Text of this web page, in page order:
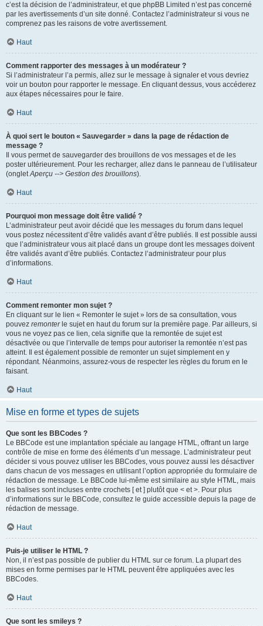
c’est la décision de l’administrateur, et que phpBB Limited n’est pas concerné
par les avertissements d’un site donné. Contactez l’administrateur si vous ne
comprenez pas les raisons de votre avertissement.
Haut
Comment rapporter des messages à un modérateur ?
Si l’administrateur l’a permis, allez sur le message à signaler et vous devriez
voir un bouton pour rapporter le message. En cliquant dessus, vous accéderez
aux étapes nécessaires pour le faire.
Haut
À quoi sert le bouton « Sauvegarder » dans la page de rédaction de
message ?
Il vous permet de sauvegarder des brouillons de vos messages et de les
poster ultérieurement. Pour les recharger, allez dans le panneau de l’utilisateur
(ongletAperçu --> Gestion des brouillons).
Haut
Pourquoi mon message doit être validé ?
L’administrateur peut avoir décidé que les messages du forum dans lequel
vous postez nécessitent d’être validés avant d’être publiés. Il est possible aussi
que l’administrateur vous ait placé dans un groupe dont les messages doivent
être validés avant d’être publiés. Contactez l’administrateur pour plus
d’informations.
Haut
Comment remonter mon sujet ?
En cliquant sur le lien « Remonter le sujet » lors de sa consultation, vous
pouvez remonterle sujet en haut du forum sur la première page. Par ailleurs, si
vous ne voyez pas ce lien, cela signifie que la remontée de sujet est
désactivée ou que l’intervalle de temps pour autoriser la remontée n’est pas
atteint. Il est également possible de remonter un sujet simplement en y
répondant. Néanmoins, assurez-vous de respecter les règles du forum en le
faisant.
Haut
Mise en forme et types de sujets
Que sont les BBCodes ?
Le BBCode est une implantation spéciale au langage HTML, offrant un large
contrôle de mise en forme des éléments d’un message. L’administrateur peut
décider si vous pouvez utiliser les BBCodes, vous pouvez aussi les désactiver
dans chacun de vos messages en utilisant l’option appropriée du formulaire de
rédaction de message. Le BBCode lui-même est similaire au style HTML, mais
les balises sont incluses entre crochets [ et ] plutôt que < et >. Pour plus
d’informations sur le BBCode, consultez le guide accessible depuis la page de
rédaction de message.
Haut
Puis-je utiliser le HTML ?
Non, il n’est pas possible de publier du HTML sur ce forum. La plupart des
mises en forme permises par le HTML peuvent être appliquées avec les
BBCodes.
Haut
Que sont les smileys ?